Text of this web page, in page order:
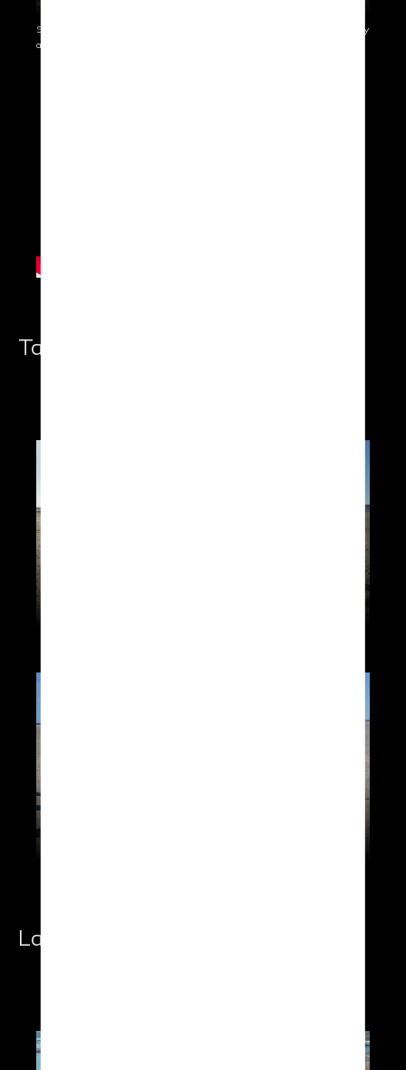
SolarXOne, January 2023 - Demo flight with 25+knots of wind / fully
autonomous take-off/cruise and landing.
Take-Off
Landing